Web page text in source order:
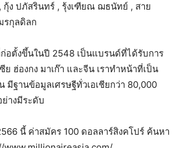
กุ้ง ปภัสรินทร์ , รุ้งเฑียณ ฌธนัทย์ , สาย
รกุลดิลก
อตั้งขึ้นในปี 2548 เป็นแบรนด์ที่ได้รับการ
ย ฮ่องกง มาเก๊า และจีน เราทำหน้าที่เป็น
มีฐานข้อมูลเศรษฐีทั่วเอเชียกว่า 80,000
างมีระดับ
นี้ ค่าสมัคร 100 ดอลลาร์สิงคโปร์ ค้นหา